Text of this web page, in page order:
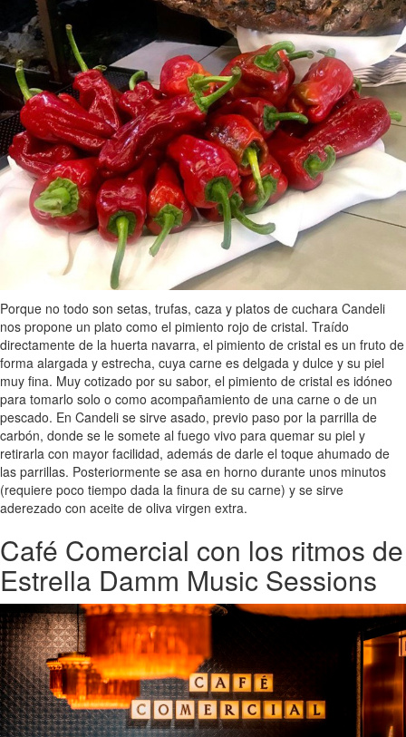
Porque no todo son setas, trufas, caza y platos de cuchara Candeli
nos propone un plato como el pimiento rojo de cristal. Traído
directamente de la huerta navarra, el pimiento de cristal es un fruto de
forma alargada y estrecha, cuya carne es delgada y dulce y su piel
muy fina. Muy cotizado por su sabor, el pimiento de cristal es idóneo
para tomarlo solo o como acompañamiento de una carne o de un
pescado. En Candeli se sirve asado, previo paso por la parrilla de
carbón, donde se le somete al fuego vivo para quemar su piel y
retirarla con mayor facilidad, además de darle el toque ahumado de
las parrillas. Posteriormente se asa en horno durante unos minutos
(requiere poco tiempo dada la finura de su carne) y se sirve
aderezado con aceite de oliva virgen extra.
Café Comercial con los ritmos de
Estrella Damm Music Sessions